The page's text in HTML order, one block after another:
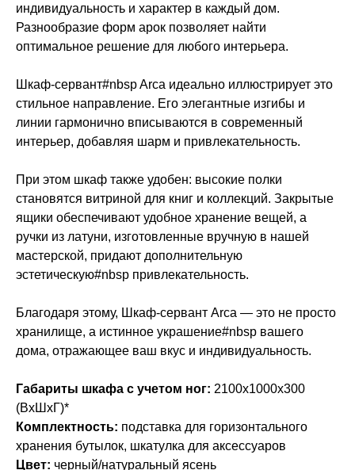
индивидуальность и характер в каждый дом.
Разнообразие форм арок позволяет найти
оптимальное решение для любого интерьера.
Шкаф-сервант#nbsp Arca идеально иллюстрирует это
стильное направление. Его элегантные изгибы и
линии гармонично вписываются в современный
интерьер, добавляя шарм и привлекательность.
При этом шкаф также удобен: высокие полки
становятся витриной для книг и коллекций. Закрытые
ящики обеспечивают удобное хранение вещей, а
ручки из латуни, изготовленные вручную в нашей
мастерской, придают дополнительную
эстетическую#nbsp привлекательность.
Благодаря этому, Шкаф-сервант Arca — это не просто
хранилище, а истинное украшение#nbsp вашего
дома, отражающее ваш вкус и индивидуальность.
Габариты шкафа с учетом ног: 2100х1000х300
(ВхШхГ)*
Комплектность: подставка для горизонтального
хранения бутылок, шкатулка для аксессуаров
Цвет: черный/натуральный ясень